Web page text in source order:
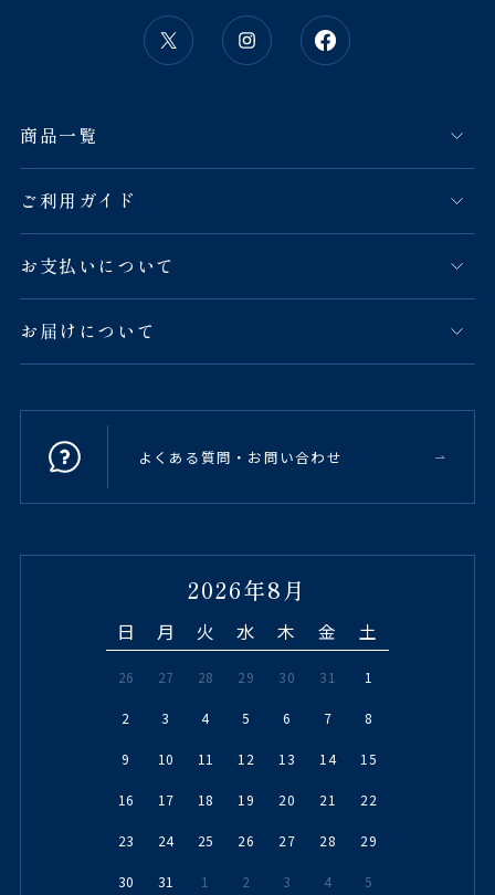
商品一覧
ご利用ガイド
お支払いについて
お届けについて
よくある質問・お問い合わせ
2026年8月
日 月 火 水 木 金 土
26 27 28 29 30 31 1
2 3 4 5 6 7 8
9 10 11 12 13 14 15
16 17 18 19 20 21 22
23 24 25 26 27 28 29
30 31 1 2 3 4 5